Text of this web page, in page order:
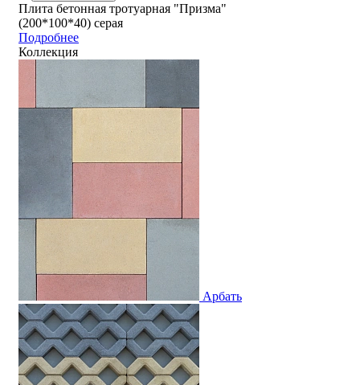
Плита бетонная тротуарная "Призма"
(200*100*40) серая
Подробнее
Коллекция
Арбать